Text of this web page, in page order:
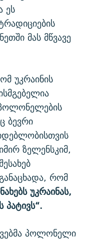
ეს
მას მწვავე
უკრაინის
ბევრი
ზელენსკიმ,
რომ
უკრაინას,
პოლონელი